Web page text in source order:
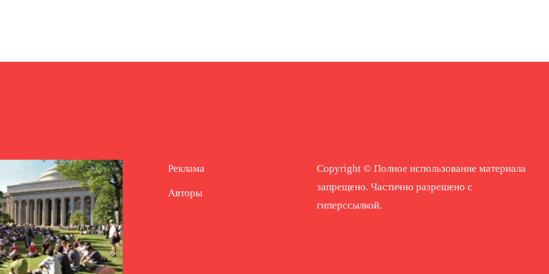
Реклама
Авторы
Copyright © Полное использование материала
запрещено. Частично разрешено с
гиперссылкой.